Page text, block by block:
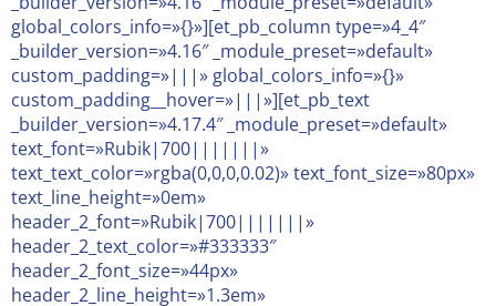
global_colors_info=»{}»][et_pb_column type=»4_4″
_builder_version=»4.16″ _module_preset=»default»
custom_padding=»|||» global_colors_info=»{}»
custom_padding__hover=»|||»][et_pb_text
_builder_version=»4.17.4″ _module_preset=»default»
text_font=»Rubik|700|||||||»
text_text_color=»rgba(0,0,0,0.02)» text_font_size=»80px»
text_line_height=»0em»
header_2_font=»Rubik|700|||||||»
header_2_text_color=»#333333″
header_2_font_size=»44px»
header_2_line_height=»1.3em»